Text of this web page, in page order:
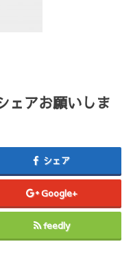
ェアお願いしま
シェア
Google+
feedly